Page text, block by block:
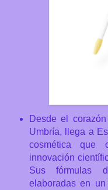
Desde el
Umbría, llega a
cosmética que
innovación
Sus fórmulas
elaboradas en